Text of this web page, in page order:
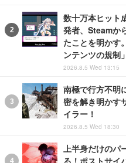
数十万本ヒット
発者、Steamか
たことを明かす
ンテンツの規制
2026.8.5 Wed 13:15
南極で行方不明
密を解き明かす
イラー！
2026.8.5 Wed 18:30
上半身だけのパ